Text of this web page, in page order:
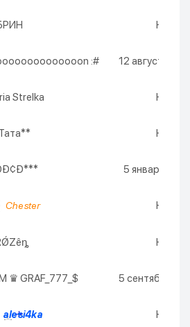
:# 12 августа
Strelka
5 января
Chester
♛ GRAF_777_$ 5 сентября
alesi4ka